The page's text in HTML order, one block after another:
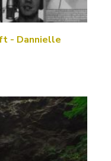
- Dannielle